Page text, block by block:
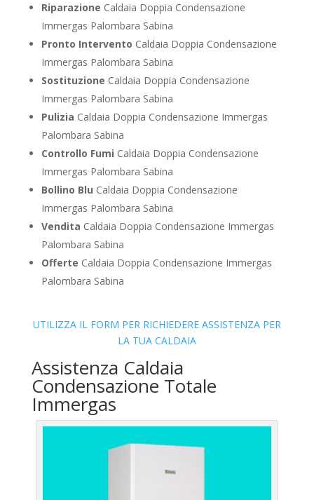
Riparazione Caldaia Doppia Condensazione
Immergas Palombara Sabina
Pronto Intervento Caldaia Doppia Condensazione
Immergas Palombara Sabina
Sostituzione Caldaia Doppia Condensazione
Immergas Palombara Sabina
Pulizia Caldaia Doppia Condensazione Immergas
Palombara Sabina
Controllo Fumi Caldaia Doppia Condensazione
Immergas Palombara Sabina
Bollino Blu Caldaia Doppia Condensazione
Immergas Palombara Sabina
Vendita Caldaia Doppia Condensazione Immergas
Palombara Sabina
Offerte Caldaia Doppia Condensazione Immergas
Palombara Sabina
UTILIZZA IL FORM PER RICHIEDERE ASSISTENZA PER
LA TUA CALDAIA
Assistenza Caldaia
Condensazione Totale
Immergas